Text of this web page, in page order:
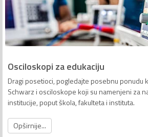
Osciloskopi za edukaciju
Dragi posetioci, pogledajte posebnu ponudu
Schwarz i osciloskope koji su namenjeni za
institucije, poput škola, fakulteta i instituta.
Opširnije...